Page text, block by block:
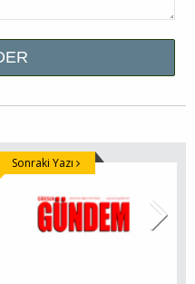
Sonraki Yazı